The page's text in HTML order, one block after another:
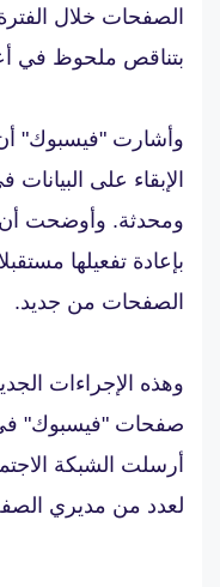
الصفحات خلال
بتناقص ملحوظ في
وأشارت "فيسبوك" أن
الإبقاء على
ومحدثة. وأوضحت أن
بإعادة تفعيلها
الصفحات من جديد.
وهذه الإجراءات
أرسلت الشبكة
لعدد من مديري